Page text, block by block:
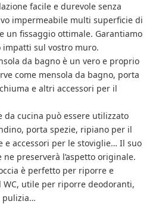
facile e durevole senza
impermeabile multi superficie di
un fissaggio ottimale. Garantiamo
impatti sul vostro muro.
da bagno è un vero e proprio
come mensola da bagno, porta
e altri accessori per il
da cucina può essere utilizzato
porta spezie, ripiano per il
e accessori per le stoviglie… Il suo
preserverà l’aspetto originale.
è perfetto per riporre e
utile per riporre deodoranti,
pulizia…